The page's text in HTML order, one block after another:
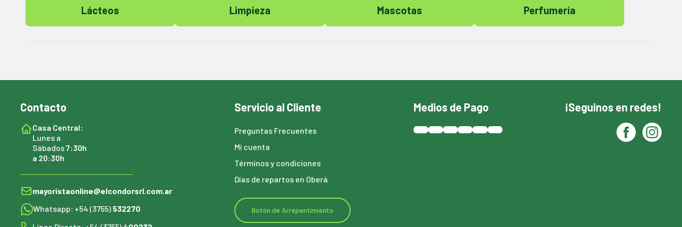
Lácteos Limpieza Mascotas Perfumería
Contacto
Casa Central:
Lunes a
Sábados7:30h
a 20:30h
mayoristaonline@elcondorsrl.com.ar
Whatsapp: +54 (3755) 532270
Servicio al Cliente
Preguntas Frecuentes
Mi cuenta
Términos y condiciones
Días de repartos en Oberá
Botón de Arrepentimiento
Medios de Pago ¡Seguinos en redes!